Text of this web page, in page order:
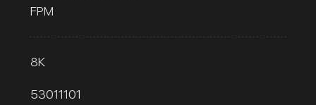
FPM
8К
53011101